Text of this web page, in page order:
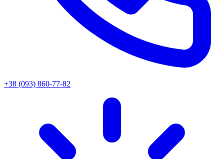
+38 (093) 860-77-82